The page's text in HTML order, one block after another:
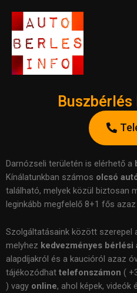
content
Darnózseli területén is elérhető a
Kínálatunkban számos olcsó
található, melyek közül biztosan
leginkább megfelelő 8+1 fős
Szolgáltatásaink között szerepel
melyhez kedvezményes bérlési
alapdíjakról és a kaucióról azaz
tájékozódhat telefonszámon (
) vagy online, ahol képek, videók